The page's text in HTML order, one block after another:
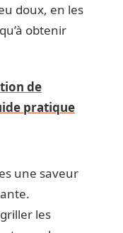
doux, en les
obtenir
de
pratique
une saveur
les